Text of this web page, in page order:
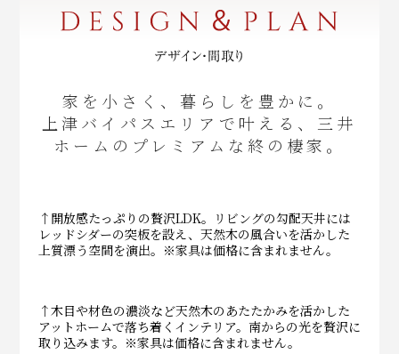
家を小さく、暮らしを豊かに。
上津バイパスエリアで叶える、三井
ホームのプレミアムな終の棲家。
↑開放感たっぷりの贅沢LDK。リビングの勾配天井には
レッドシダーの突板を設え、天然木の風合いを活かした
上質漂う空間を演出。※家具は価格に含まれません。
↑木目や材色の濃淡など天然木のあたたかみを活かした
アットホームで落ち着くインテリア。南からの光を贅沢に
取り込みます。※家具は価格に含まれません。